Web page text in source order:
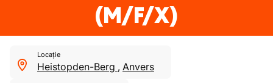
(M/F/X)
Locație
Heistopden-Berg , Anvers